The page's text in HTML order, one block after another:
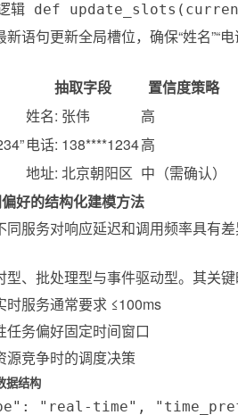
新逻辑 def
语句更新全局槽位，确保“姓名”“
抽取字段
置信度策略
姓名: 张伟
高
电话: 138****1234高
地址: 北京朝阳区 中（需确认）
好的结构化建模方法
同服务对响应延迟和调用频率具有
型、批处理型与事件驱动型。其关
时服务通常要求 ≤100ms
任务偏好固定时间窗口
源竞争时的调度决策
据结构
"real-time",